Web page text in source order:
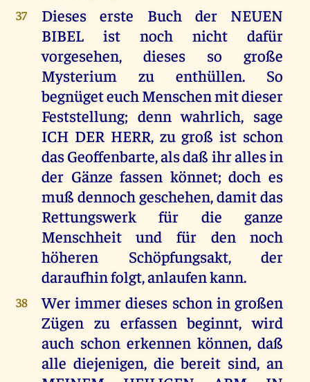
37
Dieses erste Buch der NEUEN
BIBEL ist noch nicht dafür
vorgesehen, dieses so große
Mysterium zu enthüllen. So
begnüget euch Menschen mit dieser
Feststellung; denn wahrlich, sage
ICH DER HERR, zu groß ist schon
das Geoffenbarte, als daß ihr alles in
der Gänze fassen könnet; doch es
muß dennoch geschehen, damit das
Rettungswerk für die ganze
Menschheit und für den noch
höheren Schöpfungsakt, der
daraufhin folgt, anlaufen kann.
38
Wer immer dieses schon in großen
Zügen zu erfassen beginnt, wird
auch schon erkennen können, daß
alle diejenigen, die bereit sind, an